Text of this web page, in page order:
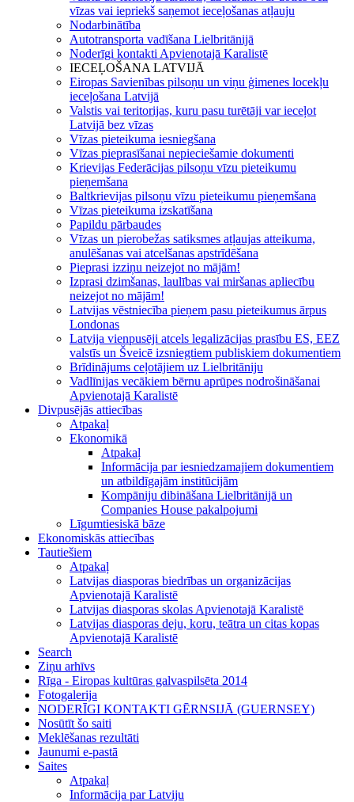
vīzas vai iepriekš saņemot ieceļošanas atļauju
Nodarbinātība
Autotransporta vadīšana Lielbritānijā
Noderīgi kontakti Apvienotajā Karalistē
IECEĻOŠANA LATVIJĀ
Eiropas Savienības pilsoņu un viņu ģimenes locekļu
ieceļošana Latvijā
Valstis vai teritorijas, kuru pasu turētāji var ieceļot
Latvijā bez vīzas
Vīzas pieteikuma iesniegšana
Vīzas pieprasīšanai nepieciešamie dokumenti
Krievijas Federācijas pilsoņu vīzu pieteikumu
pieņemšana
Baltkrievijas pilsoņu vīzu pieteikumu pieņemšana
Vīzas pieteikuma izskatīšana
Papildu pārbaudes
Vīzas un pierobežas satiksmes atļaujas atteikuma,
anulēšanas vai atcelšanas apstrīdēšana
Pieprasi izziņu neizejot no mājām!
Izprasi dzimšanas, laulības vai miršanas apliecību
neizejot no mājām!
Latvijas vēstniecība pieņem pasu pieteikumus ārpus
Londonas
Latvija vienpusēji atcels legalizācijas prasību ES, EEZ
valstīs un Šveicē izsniegtiem publiskiem dokumentiem
Brīdinājums ceļotājiem uz Lielbritāniju
Vadlīnijas vecākiem bērnu aprūpes nodrošināšanai
Apvienotajā Karalistē
Divpusējās attiecības
Atpakaļ
Ekonomikā
Atpakaļ
Informācija par iesniedzamajiem dokumentiem
un atbildīgajām institūcijām
Kompāniju dibināšana Lielbritānijā un
Companies House pakalpojumi
Līgumtiesiskā bāze
Ekonomiskās attiecības
Tautiešiem
Atpakaļ
Latvijas diasporas biedrības un organizācijas
Apvienotajā Karalistē
Latvijas diasporas skolas Apvienotajā Karalistē
Latvijas diasporas deju, koru, teātra un citas kopas
Apvienotajā Karalistē
Search
Ziņu arhīvs
Rīga - Eiropas kultūras galvaspilsēta 2014
Fotogalerija
NODERĪGI KONTAKTI GĒRNSIJĀ (GUERNSEY)
Nosūtīt šo saiti
Meklēšanas rezultāti
Jaunumi e-pastā
Saites
Atpakaļ
Informācija par Latviju